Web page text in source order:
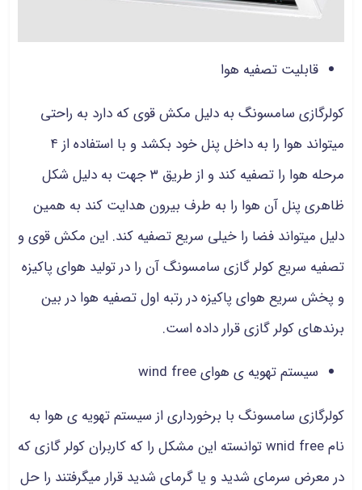
قابلیت تصفیه هوا
کولرگازی سامسونگ به دلیل مکش قوی که دارد به راحتی
میتواند هوا را به داخل پنل خود بکشد و با استفاده از ۴
مرحله هوا را تصفیه کند و از طریق ۳ جهت به دلیل شکل
ظاهری پنل آن هوا را به طرف بیرون هدایت کند به همین
دلیل میتواند فضا را خیلی سریع تصفیه کند. این مکش قوی و
تصفیه سریع کولر گازی سامسونگ آن را در تولید هوای پاکیزه
و پخش سریع هوای پاکیزه در رتبه اول تصفیه هوا در بین
برندهای کولر گازی قرار داده است.
سیستم تهویه ی هوای wind free
کولرگازی سامسونگ با برخورداری از سیستم تهویه ی هوا به
نام wnid free توانسته این مشکل را که کاربران کولر گازی که
در معرض سرمای شدید و یا گرمای شدید قرار میگرفتند را حل